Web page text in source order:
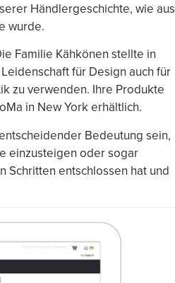
Händlergeschichte, wie aus
wurde.
Familie Kähkönen stellte in
für Design auch für
zu verwenden. Ihre Produkte
in New York erhältlich.
Bedeutung sein,
einzusteigen oder sogar
Schritten entschlossen hat und